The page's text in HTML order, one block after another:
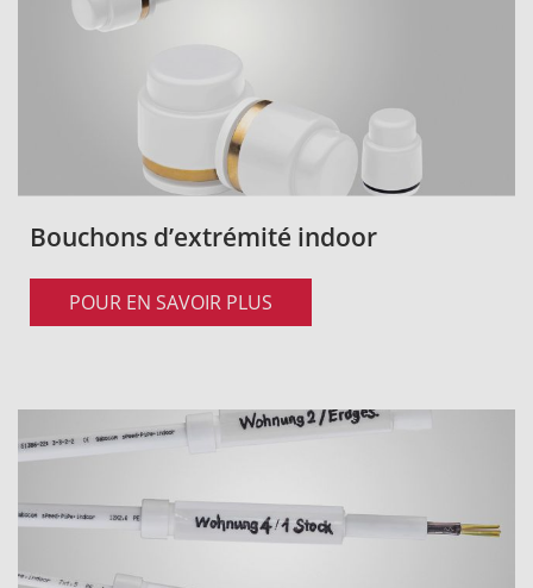
Bouchons d’extrémité indoor
POUR EN SAVOIR PLUS